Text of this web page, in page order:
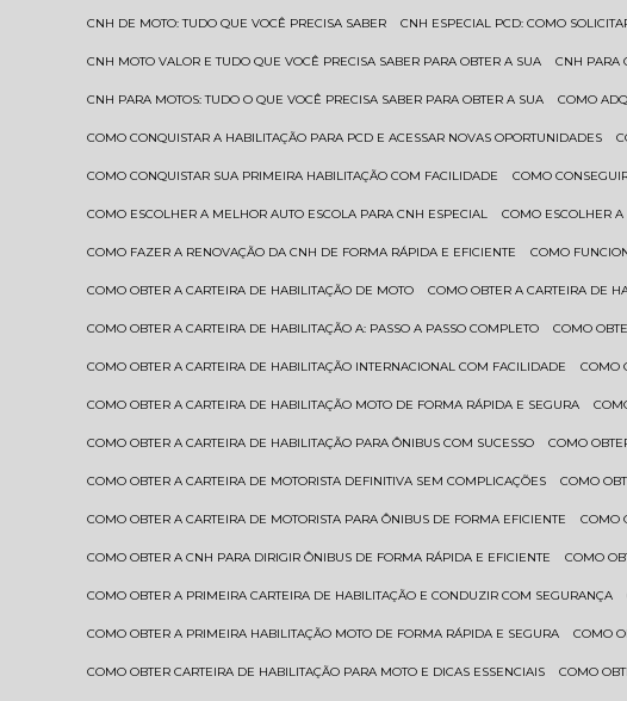
CNH DE MOTO: TUDO QUE VOCÊ PRECISA SABER CNH ESPECIAL PCD: COMO
CNH MOTO VALOR E TUDO QUE VOCÊ PRECISA SABER PARA OBTER A SUA CNH
CNH PARA MOTOS: TUDO O QUE VOCÊ PRECISA SABER PARA OBTER A SUA COMO
COMO CONQUISTAR A HABILITAÇÃO PARA PCD E ACESSAR NOVAS OPORTUNIDADES
COMO CONQUISTAR SUA PRIMEIRA HABILITAÇÃO COM FACILIDADE COMO
COMO ESCOLHER A MELHOR AUTO ESCOLA PARA CNH ESPECIAL COMO ESCOLHER
COMO FAZER A RENOVAÇÃO DA CNH DE FORMA RÁPIDA E EFICIENTE COMO
COMO OBTER A CARTEIRA DE HABILITAÇÃO DE MOTO COMO OBTER A CARTEIRA DE
COMO OBTER A CARTEIRA DE HABILITAÇÃO A: PASSO A PASSO COMPLETO COMO
COMO OBTER A CARTEIRA DE HABILITAÇÃO INTERNACIONAL COM FACILIDADE
COMO OBTER A CARTEIRA DE HABILITAÇÃO MOTO DE FORMA RÁPIDA E SEGURA
COMO OBTER A CARTEIRA DE HABILITAÇÃO PARA ÔNIBUS COM SUCESSO COMO
COMO OBTER A CARTEIRA DE MOTORISTA DEFINITIVA SEM COMPLICAÇÕES COMO
COMO OBTER A CARTEIRA DE MOTORISTA PARA ÔNIBUS DE FORMA EFICIENTE
COMO OBTER A CNH PARA DIRIGIR ÔNIBUS DE FORMA RÁPIDA E EFICIENTE COMO
COMO OBTER A PRIMEIRA CARTEIRA DE HABILITAÇÃO E CONDUZIR COM SEGURANÇA
COMO OBTER A PRIMEIRA HABILITAÇÃO MOTO DE FORMA RÁPIDA E SEGURA COMO
COMO OBTER CARTEIRA DE HABILITAÇÃO PARA MOTO E DICAS ESSENCIAIS COMO